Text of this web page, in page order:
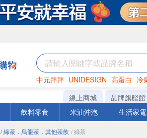
中元拜拜 UNIDESIGN 高蛋白 冷
罐頭 咖啡 海苔
線上商城 品牌旗艦館
飲料零食 米油沖泡 生活家電
/ 綠茶．烏龍茶．其他茶飲 / 綠茶